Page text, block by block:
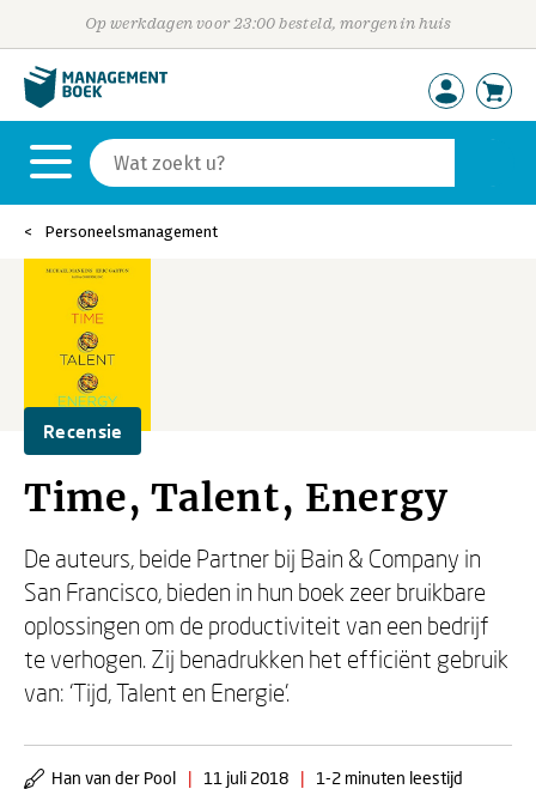
Op werkdagen voor 23:00 besteld, morgen in huis
Personeelsmanagement
Recensie
Time, Talent, Energy
De auteurs, beide Partner bij Bain & Company in
San Francisco, bieden in hun boek zeer bruikbare
oplossingen om de productiviteit van een bedrijf
te verhogen. Zij benadrukken het efficiënt gebruik
van: ‘Tijd, Talent en Energie’.
Han van der Pool | 11 juli 2018 | 1-2 minuten leestijd